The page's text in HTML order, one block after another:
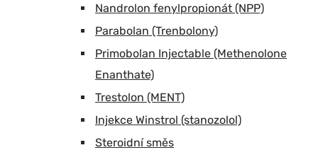
Nandrolon fenylpropionát (NPP)
Parabolan (Trenbolony)
Primobolan Injectable (Methenolone
Enanthate)
Trestolon (MENT)
Injekce Winstrol (stanozolol)
Steroidní směs